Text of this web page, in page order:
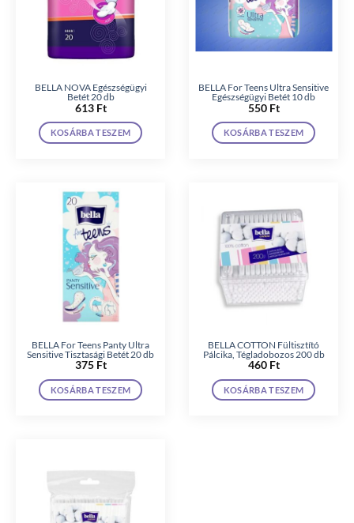
BELLA NOVA Egészségügyi
Betét 20 db
613 Ft
KOSÁRBA TESZEM
BELLA For Teens Ultra Sensitive
Egészségügyi Betét 10 db
550 Ft
KOSÁRBA TESZEM
BELLA For Teens Panty Ultra
Sensitive Tisztasági Betét 20 db
375 Ft
KOSÁRBA TESZEM
BELLA COTTON Fültisztító
Pálcika, Tégladobozos 200 db
460 Ft
KOSÁRBA TESZEM